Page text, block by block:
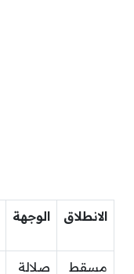
الانطلاق الوجهة
مسقط صلالة